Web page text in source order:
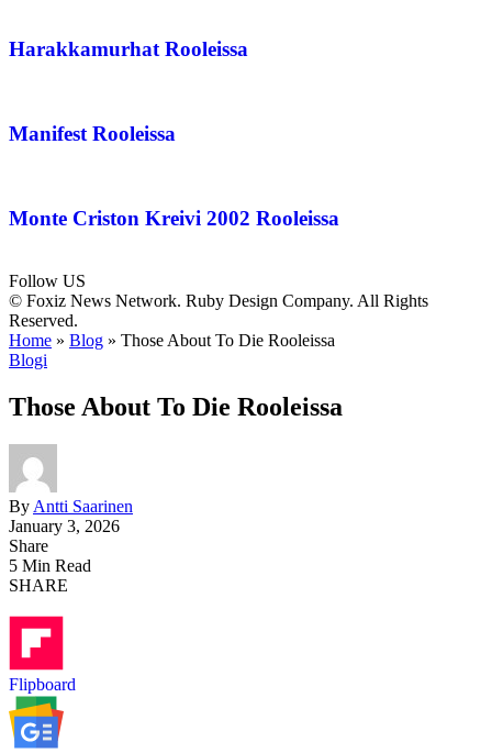
Harakkamurhat Rooleissa
Manifest Rooleissa
Monte Criston Kreivi 2002 Rooleissa
Follow US
© Foxiz News Network. Ruby Design Company. All Rights
Reserved.
Home » Blog » Those About To Die Rooleissa
Blogi
Those About To Die Rooleissa
By Antti Saarinen
January 3, 2026
Share
5 Min Read
SHARE
Flipboard